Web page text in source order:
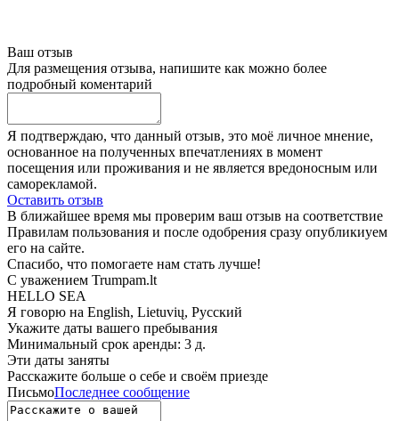
Ваш отзыв
Для размещения отзыва, напишите как можно более
подробный коментарий
Я подтверждаю, что данный отзыв, это моё личное мнение,
основанное на полученных впечатлениях в момент
посещения или проживания и не является вредоносным или
саморекламой.
Оставить отзыв
В ближайшее время мы проверим ваш отзыв на соответствие
Правилам пользования и после одобрения сразу опубликиуем
его на сайте.
Спасибо, что помогаете нам стать лучше!
С уважением Trumpam.lt
HELLO SEA
Я говорю на English, Lietuvių, Русский
Укажите даты вашего пребывания
Минимальный срок аренды: 3 д.
Эти даты заняты
Расскажите больше о себе и своём приезде
ПисьмоПоследнее сообщение